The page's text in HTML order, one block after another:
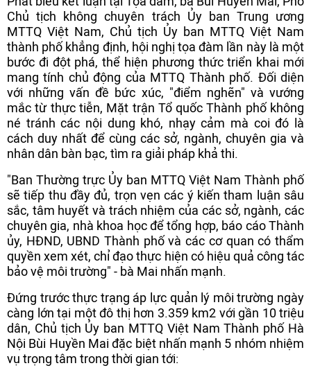
Chủ tịch không chuyên trách Ủy ban Trung ương
MTTQ Việt Nam, Chủ tịch Ủy ban MTTQ Việt Nam
thành phố khẳng định, hội nghị tọa đàm lần này là một
bước đi đột phá, thể hiện phương thức triển khai mới
mang tính chủ động của MTTQ Thành phố. Đối diện
với những vấn đề bức xúc, "điểm nghẽn" và vướng
mắc từ thực tiễn, Mặt trận Tổ quốc Thành phố không
né tránh các nội dung khó, nhạy cảm mà coi đó là
cách duy nhất để cùng các sở, ngành, chuyên gia và
nhân dân bàn bạc, tìm ra giải pháp khả thi.
"Ban Thường trực Ủy ban MTTQ Việt Nam Thành phố
sẽ tiếp thu đầy đủ, trọn vẹn các ý kiến tham luận sâu
sắc, tâm huyết và trách nhiệm của các sở, ngành, các
chuyên gia, nhà khoa học để tổng hợp, báo cáo Thành
ủy, HĐND, UBND Thành phố và các cơ quan có thẩm
quyền xem xét, chỉ đạo thực hiện có hiệu quả công tác
bảo vệ môi trường" - bà Mai nhấn mạnh.
Đứng trước thực trạng áp lực quản lý môi trường ngày
càng lớn tại một đô thị hơn 3.359 km2 với gần 10 triệu
dân, Chủ tịch Ủy ban MTTQ Việt Nam Thành phố Hà
Nội Bùi Huyền Mai đặc biệt nhấn mạnh 5 nhóm nhiệm
vụ trọng tâm trong thời gian tới: